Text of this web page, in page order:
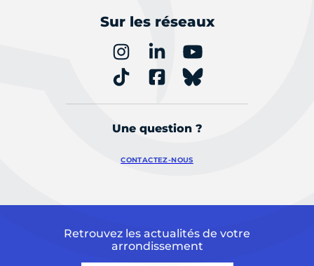
Sur les réseaux
Une question ?
CONTACTEZ-NOUS
Retrouvez les actualités de votre
arrondissement